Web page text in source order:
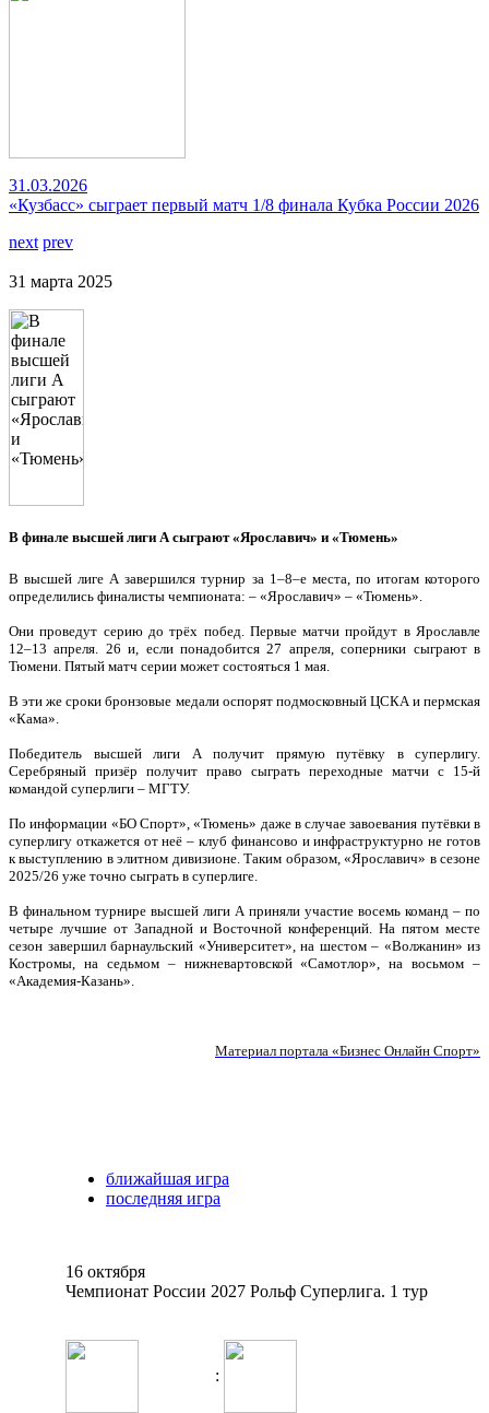
31.03.2026
«Кузбасс» сыграет первый матч 1/8 финала Кубка России 2026
next prev
31 марта 2025
В финале высшей лиги А сыграют «Ярославич» и «Тюмень»
В высшей лиге А завершился турнир за 1–8–е места, по итогам которого
определились финалисты чемпионата: – «Ярославич» – «Тюмень».
Они проведут серию до трёх побед. Первые матчи пройдут в Ярославле
12–13 апреля. 26 и, если понадобится 27 апреля, соперники сыграют в
Тюмени. Пятый матч серии может состояться 1 мая.
В эти же сроки бронзовые медали оспорят подмосковный ЦСКА и пермская
«Кама».
Победитель высшей лиги А получит прямую путёвку в суперлигу.
Серебряный призёр получит право сыграть переходные матчи с 15-й
командой суперлиги – МГТУ.
По информации «БО Спорт», «Тюмень» даже в случае завоевания путёвки в
суперлигу откажется от неё – клуб финансово и инфраструктурно не готов
к выступлению в элитном дивизионе. Таким образом, «Ярославич» в сезоне
2025/26 уже точно сыграть в суперлиге.
В финальном турнире высшей лиги А приняли участие восемь команд – по
четыре лучшие от Западной и Восточной конференций. На пятом месте
сезон завершил барнаульский «Университет», на шестом – «Волжанин» из
Костромы, на седьмом – нижневартовской «Самотлор», на восьмом –
«Академия-Казань».
Материал портала «Бизнес Онлайн Спорт»
ближайшая игра
последняя игра
16 октября
Чемпионат России 2027 Рольф Суперлига. 1 тур
: